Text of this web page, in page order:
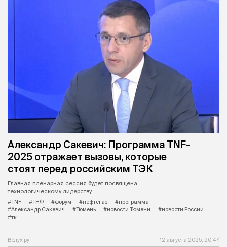
Александр Сакевич: Программа TNF-
2025 отражает вызовы, которые
стоят перед российским ТЭК
Главная пленарная сессия будет посвящена
технологическому лидерству.
#TNF
#ТНФ #форум #нефтегаз
#программа
#Александр Сакевич
#Тюмень #новости Тюмени
#новости России
#тк
Вслух.ру 12 августа 2025, 20:47